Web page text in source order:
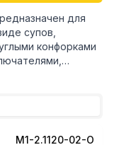
для
супов,
конфорками
опорной
М1-2.1120-02-О